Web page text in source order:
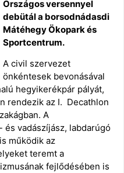
Országos versennyel
debütál a borsodnádasdi
Mátéhegy Ökopark és
Sportcentrum.
A civil szervezet
önkéntesek bevonásával
hegyikerékpár pályát,
rendezik az I. Decathlon
A
vadászíjász, labdarúgó
működik az
teremt a
fejlődésében is